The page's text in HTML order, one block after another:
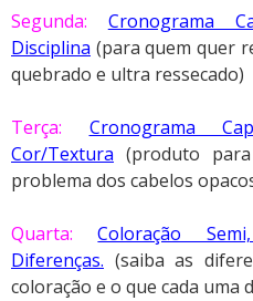
Segunda:
Cronograma
Disciplina (para quem quer
quebrado e ultra ressecado)
Terça:
Cronograma
Cor/Textura (produto
problema dos cabelos
Quarta:
Coloração
Diferenças. (saiba as
coloração e o que cada uma